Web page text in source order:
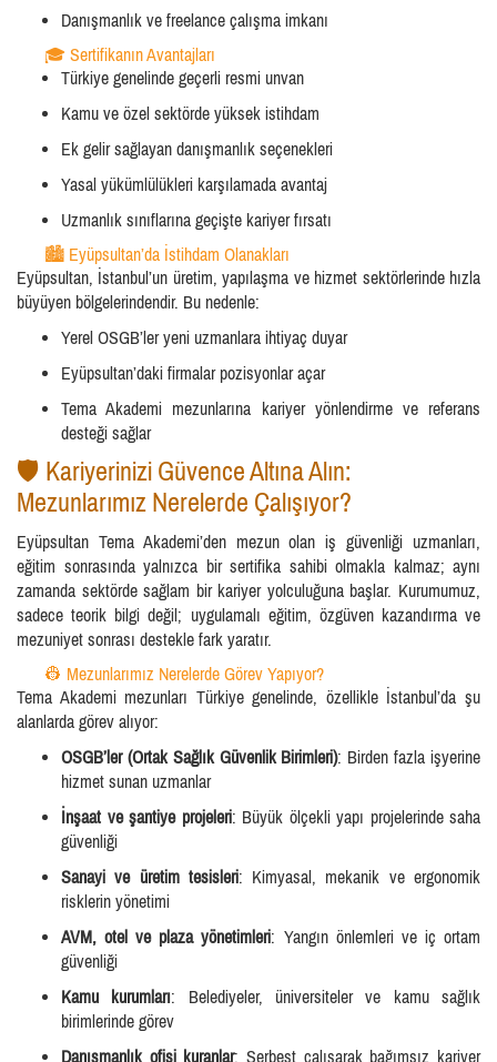
Danışmanlık ve freelance çalışma imkanı
🎓 Sertifikanın Avantajları
Türkiye genelinde geçerli resmi unvan
Kamu ve özel sektörde yüksek istihdam
Ek gelir sağlayan danışmanlık seçenekleri
Yasal yükümlülükleri karşılamada avantaj
Uzmanlık sınıflarına geçişte kariyer fırsatı
🏙️ Eyüpsultan’da İstihdam Olanakları
Eyüpsultan, İstanbul’un üretim, yapılaşma ve hizmet sektörlerinde hızla
büyüyen bölgelerindendir. Bu nedenle:
Yerel OSGB’ler yeni uzmanlara ihtiyaç duyar
Eyüpsultan’daki firmalar pozisyonlar açar
Tema Akademi mezunlarına kariyer yönlendirme ve referans
desteği sağlar
🛡️ Kariyerinizi Güvence Altına Alın:
Mezunlarımız Nerelerde Çalışıyor?
Eyüpsultan Tema Akademi’den mezun olan iş güvenliği uzmanları,
eğitim sonrasında yalnızca bir sertifika sahibi olmakla kalmaz; aynı
zamanda sektörde sağlam bir kariyer yolculuğuna başlar. Kurumumuz,
sadece teorik bilgi değil; uygulamalı eğitim, özgüven kazandırma ve
mezuniyet sonrası destekle fark yaratır.
👷 Mezunlarımız Nerelerde Görev Yapıyor?
Tema Akademi mezunları Türkiye genelinde, özellikle İstanbul’da şu
alanlarda görev alıyor:
OSGB’ler (Ortak Sağlık Güvenlik Birimleri): Birden fazla işyerine
hizmet sunan uzmanlar
İnşaat ve şantiye projeleri: Büyük ölçekli yapı projelerinde saha
güvenliği
Sanayi ve üretim tesisleri: Kimyasal, mekanik ve ergonomik
risklerin yönetimi
AVM, otel ve plaza yönetimleri: Yangın önlemleri ve iç ortam
güvenliği
Kamu kurumları: Belediyeler, üniversiteler ve kamu sağlık
birimlerinde görev
Danışmanlık ofisi kuranlar: Serbest çalışarak bağımsız kariyer